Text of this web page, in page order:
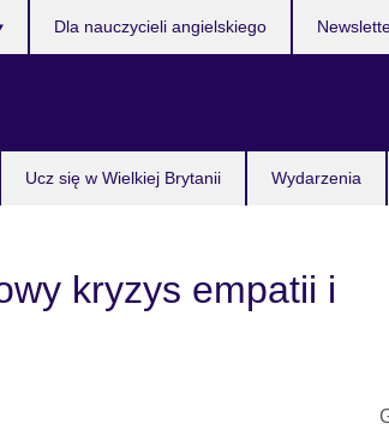
Ucz się w Wielkiej Brytanii Wydarzenia
Dla nauczycieli angielskiego
kryzys empatii i